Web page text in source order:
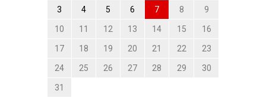
3 4 5 6 7 8 9
10 11 12 13 14 15 16
17 18 19 20 21 22 23
24 25 26 27 28 29 30
31